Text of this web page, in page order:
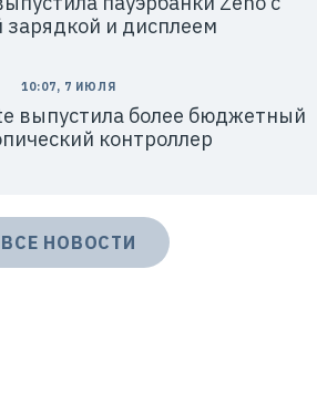
зарядкой и дисплеем
10:07, 7 ИЮЛЯ
выпустила более бюджетный
контроллер
ВСЕ НОВОСТИ